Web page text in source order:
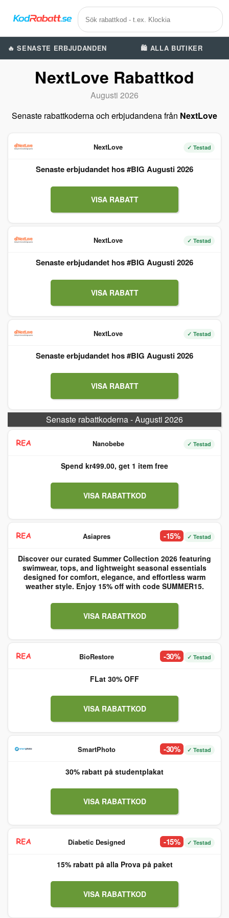
🔥 SENASTE ERBJUDANDEN 🛍️ ALLA BUTIKER
NextLove Rabattkod
Augusti 2026
Senaste rabattkoderna och erbjudandena från NextLove
NextLove ✓ Testad
Senaste erbjudandet hos #BIG Augusti 2026
VISA RABATT
NextLove ✓ Testad
Senaste erbjudandet hos #BIG Augusti 2026
VISA RABATT
NextLove ✓ Testad
Senaste erbjudandet hos #BIG Augusti 2026
VISA RABATT
Senaste rabattkoderna - Augusti 2026
Nanobebe ✓ Testad
Spend kr499.00, get 1 item free
VISA RABATTKOD
Asiapres -15% ✓ Testad
Discover our curated Summer Collection 2026 featuring
swimwear, tops, and lightweight seasonal essentials
designed for comfort, elegance, and effortless warm
weather style. Enjoy 15% off with code SUMMER15.
VISA RABATTKOD
BioRestore -30% ✓ Testad
FLat 30% OFF
VISA RABATTKOD
SmartPhoto -30% ✓ Testad
30% rabatt på studentplakat
VISA RABATTKOD
Diabetic Designed -15% ✓ Testad
15% rabatt på alla Prova på paket
VISA RABATTKOD